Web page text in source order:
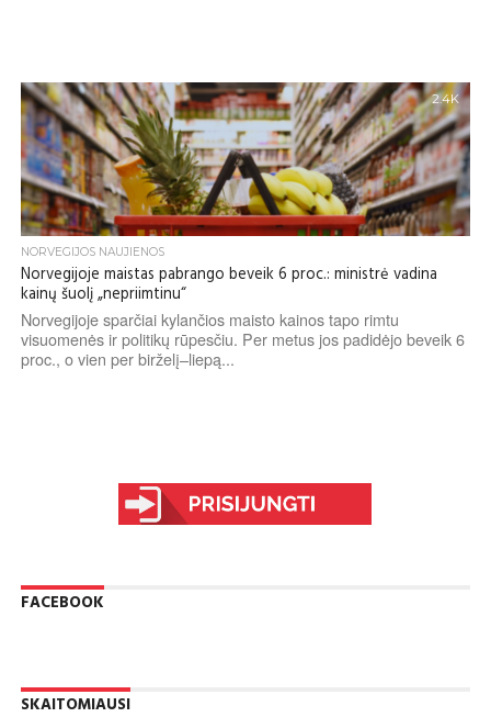
2.4K
NORVEGIJOS NAUJIENOS
Norvegijoje maistas pabrango beveik 6 proc.: ministrė vadina
kainų šuolį „nepriimtinu“
Norvegijoje sparčiai kylančios maisto kainos tapo rimtu
visuomenės ir politikų rūpesčiu. Per metus jos padidėjo beveik 6
proc., o vien per birželį–liepą...
FACEBOOK
SKAITOMIAUSI